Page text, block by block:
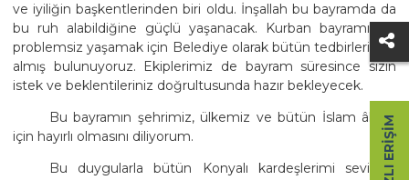
ve iyiliğin başkentlerinden biri oldu. İnşallah bu bayramda da
bu ruh alabildiğine güçlü yaşanacak. Kurban bayramımızı
problemsiz yaşamak için Belediye olarak bütün tedbirlerimizi
almış bulunuyoruz. Ekiplerimiz de bayram süresince sizin
istek ve beklentileriniz doğrultusunda hazır bekleyecek.
Bu bayramın şehrimiz, ülkemiz ve bütün İslam âlemi
için hayırlı olmasını diliyorum.
Bu duygularla bütün Konyalı kardeşlerimi sevinçle
HIZLI ERIŞIM